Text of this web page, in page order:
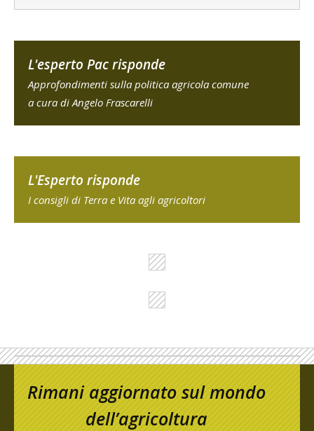
L'esperto Pac risponde
Approfondimenti sulla politica agricola comune
a cura di Angelo Frascarelli
L'Esperto risponde
I consigli di Terra e Vita agli agricoltori
Rimani aggiornato sul mondo
dell’agricoltura